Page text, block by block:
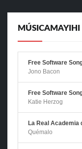
MÚSICAMAYIHI
Free Software
Jono Bacon
Free Software
Katie Herzog
La Real Academia
Quémalo